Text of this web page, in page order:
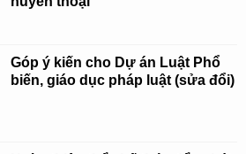
Góp ý kiến cho Dự án Luật Phổ
biến, giáo dục pháp luật (sửa đổi)